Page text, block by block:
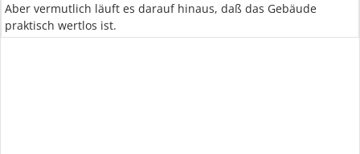
Aber vermutlich läuft es darauf hinaus, daß das Gebäude
praktisch wertlos ist.